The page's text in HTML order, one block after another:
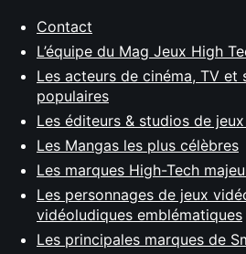
Contact
L’équipe du Mag Jeux High
Les acteurs de cinéma, TV et
populaires
Les éditeurs & studios de
Les Mangas les plus célèbres
Les marques High-Tech
Les personnages de jeux
vidéoludiques emblématiques
Les principales marques de